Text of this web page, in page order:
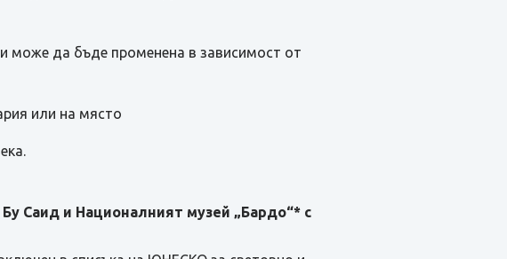
може да бъде променена в зависимост от
или на място
Саид и Националният музей „Бардо“* с